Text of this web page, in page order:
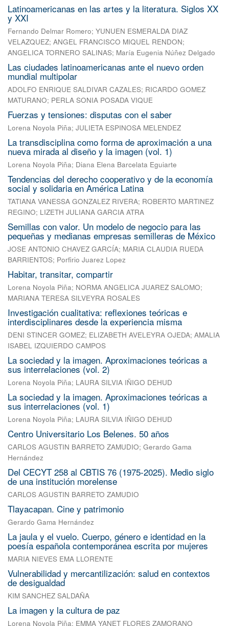
Latinoamericanas en las artes y la literatura. Siglos XX
y XXI
Fernando Delmar Romero; YUNUEN ESMERALDA DIAZ
VELAZQUEZ; ANGEL FRANCISCO MIQUEL RENDON;
ANGELICA TORNERO SALINAS; María Eugenia Núñez Delgado
Las ciudades latinoamericanas ante el nuevo orden
mundial multipolar
ADOLFO ENRIQUE SALDIVAR CAZALES; RICARDO GOMEZ
MATURANO; PERLA SONIA POSADA VIQUE
Fuerzas y tensiones: disputas con el saber
Lorena Noyola Piña; JULIETA ESPINOSA MELENDEZ
La transdisciplina como forma de aproximación a una
nueva mirada al diseño y la imagen (vol. 1)
Lorena Noyola Piña; Diana Elena Barcelata Eguiarte
Tendencias del derecho cooperativo y de la economía
social y solidaria en América Latina
TATIANA VANESSA GONZALEZ RIVERA; ROBERTO MARTINEZ
REGINO; LIZETH JULIANA GARCIA ATRA
Semillas con valor. Un modelo de negocio para las
pequeñas y medianas empresas semilleras de México
JOSE ANTONIO CHAVEZ GARCÍA; MARIA CLAUDIA RUEDA
BARRIENTOS; Porfirio Juarez Lopez
Habitar, transitar, compartir
Lorena Noyola Piña; NORMA ANGELICA JUAREZ SALOMO;
MARIANA TERESA SILVEYRA ROSALES
Investigación cualitativa: reflexiones teóricas e
interdisciplinares desde la experiencia misma
DENI STINCER GOMEZ; ELIZABETH AVELEYRA OJEDA; AMALIA
ISABEL IZQUIERDO CAMPOS
La sociedad y la imagen. Aproximaciones teóricas a
sus interrelaciones (vol. 2)
Lorena Noyola Piña; LAURA SILVIA IÑIGO DEHUD
La sociedad y la imagen. Aproximaciones teóricas a
sus interrelaciones (vol. 1)
Lorena Noyola Piña; LAURA SILVIA IÑIGO DEHUD
Centro Universitario Los Belenes. 50 años
CARLOS AGUSTIN BARRETO ZAMUDIO; Gerardo Gama
Hernández
Del CECYT 258 al CBTIS 76 (1975-2025). Medio siglo
de una institución morelense
CARLOS AGUSTIN BARRETO ZAMUDIO
Tlayacapan. Cine y patrimonio
Gerardo Gama Hernández
La jaula y el vuelo. Cuerpo, género e identidad en la
poesía española contemporánea escrita por mujeres
MARIA NIEVES EMA LLORENTE
Vulnerabilidad y mercantilización: salud en contextos
de desigualdad
KIM SANCHEZ SALDAÑA
La imagen y la cultura de paz
Lorena Noyola Piña; EMMA YANET FLORES ZAMORANO